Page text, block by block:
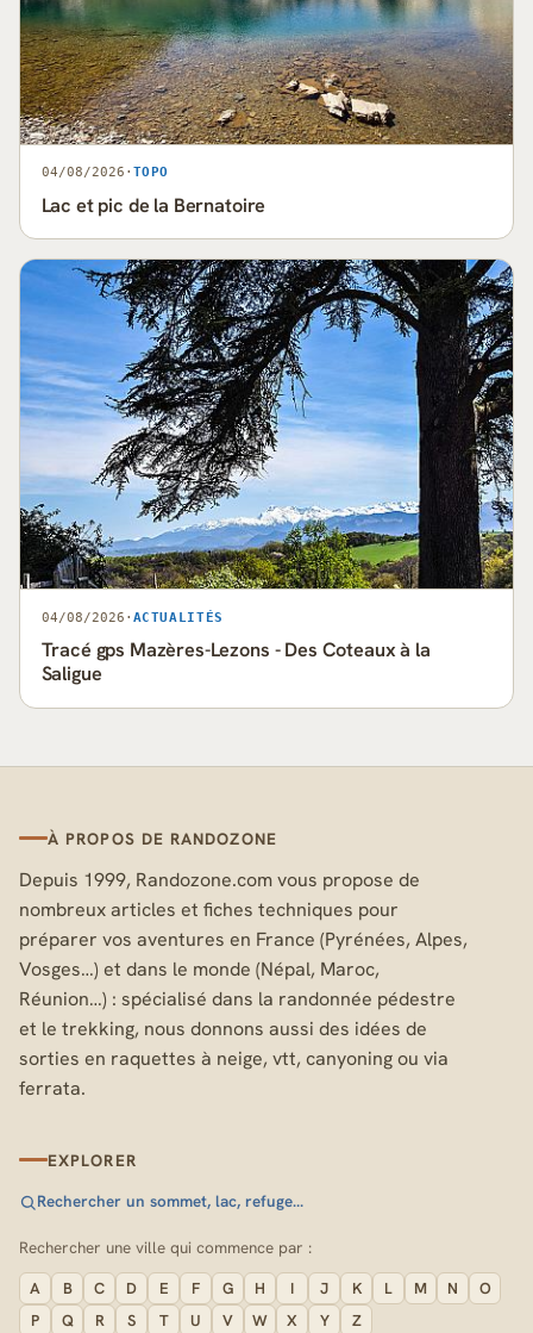
04/08/2026 · TOPO
Lac et pic de la Bernatoire
04/08/2026 · ACTUALITÉS
Tracé gps Mazères-Lezons - Des Coteaux à la
Saligue
À PROPOS DE RANDOZONE
Depuis 1999, Randozone.com vous propose de
nombreux articles et fiches techniques pour
préparer vos aventures en France (Pyrénées, Alpes,
Vosges…) et dans le monde (Népal, Maroc,
Réunion…) : spécialisé dans la randonnée pédestre
et le trekking, nous donnons aussi des idées de
sorties en raquettes à neige, vtt, canyoning ou via
ferrata.
EXPLORER
Rechercher un sommet, lac, refuge…
Rechercher une ville qui commence par :
A B C D E F G H I J K L M N
O
P
Q R S T U V W X Y Z